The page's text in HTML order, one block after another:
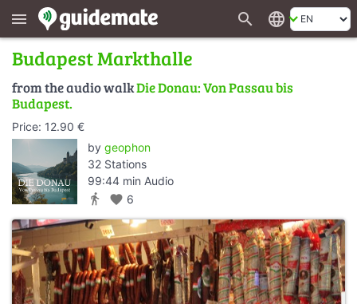
menu search language
Budapest Markthalle
from the audio walkDie Donau: Von Passau bis
Budapest.
Price: 12.90 €
by geophon
32 Stations
99:44 min Audio
directions_walk favorite 6